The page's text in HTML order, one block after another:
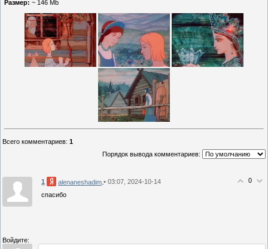
Размер: ~ 146 Mb
Всего комментариев: 1
Порядок вывода комментариев:
0
1 alenaneshadim • 03:07, 2024-10-14
спасибо
Войдите: